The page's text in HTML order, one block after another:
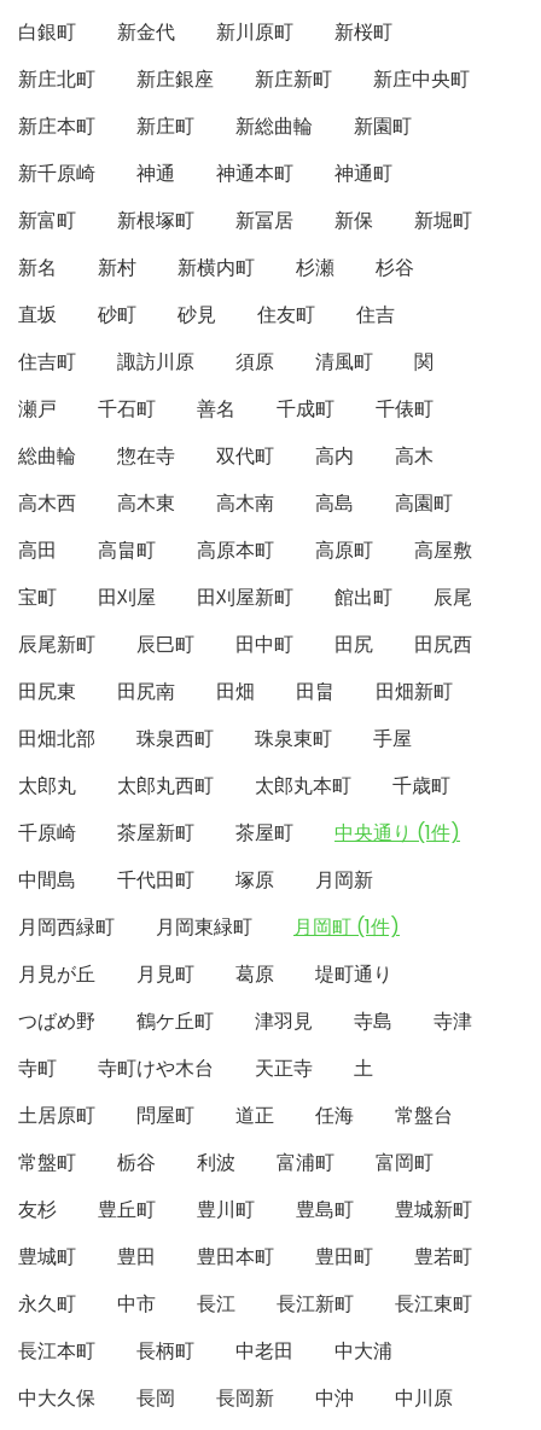
白銀町
新金代 新川原町
新桜町
新庄北町
新庄銀座 新庄新町
新庄中央町
新庄本町
新庄町 新総曲輪
新園町
新千原崎
神通 神通本町
神通町
新富町
新根塚町 新冨居 新保
新堀町
新名
新村 新横内町 杉瀬
杉谷
直坂
砂町 砂見 住友町
住吉
住吉町
諏訪川原 須原 清風町
関
瀬戸
千石町 善名 千成町
千俵町
総曲輪
惣在寺 双代町 高内
高木
高木西
高木東 高木南 高島
高園町
高田
高畠町 高原本町 高原町
高屋敷
宝町
田刈屋 田刈屋新町 館出町
辰尾
辰尾新町
辰巳町 田中町 田尻
田尻西
田尻東
田尻南 田畑 田畠
田畑新町
田畑北部
珠泉西町 珠泉東町
手屋
太郎丸
太郎丸西町 太郎丸本町
千歳町
千原崎
茶屋新町 茶屋町
中央通り (1件)
中間島
千代田町 塚原
月岡新
月岡西緑町
月岡東緑町
月岡町 (1件)
月見が丘
月見町 葛原
堤町通り
つばめ野
鶴ケ丘町 津羽見 寺島
寺津
寺町
寺町けや木台 天正寺
土
土居原町
問屋町 道正 任海
常盤台
常盤町
栃谷 利波 富浦町
富岡町
友杉
豊丘町 豊川町 豊島町
豊城新町
豊城町
豊田 豊田本町 豊田町
豊若町
永久町
中市 長江 長江新町
長江東町
長江本町
長柄町 中老田
中大浦
中大久保
長岡 長岡新 中沖
中川原